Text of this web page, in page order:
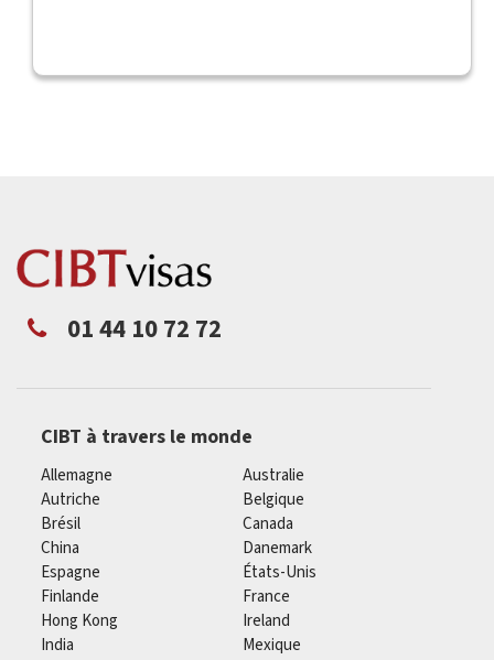
01 44 10 72 72
CIBT à travers le monde
Allemagne
Australie
Autriche
Belgique
Brésil
Canada
China
Danemark
Espagne
États-Unis
Finlande
France
Hong Kong
Ireland
India
Mexique